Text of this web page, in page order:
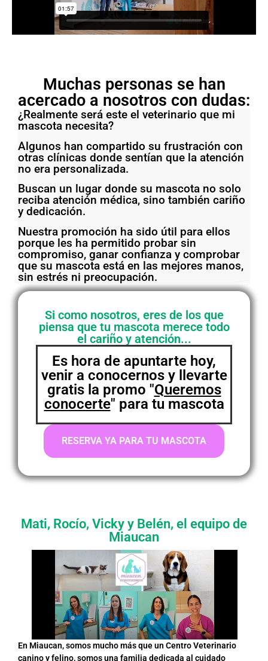
Muchas personas se han
acercado a nosotros con dudas:
¿Realmente será este el veterinario que mi
mascota necesita?
Algunos han compartido su frustración con
otras clínicas donde sentían que la atención
no era personalizada.
Buscan un lugar donde su mascota no solo
reciba atención médica, sino también cariño
y dedicación.
Nuestra promoción ha sido útil para ellos
porque les ha permitido probar sin
compromiso, ganar confianza y comprobar
que su mascota está en las mejores manos,
sin estrés ni preocupación.
Si como nosotros, eres de los que
piensa que tu mascota merece todo
el cariño y atención...
Es hora de apuntarte hoy,
venir a conocernos y llevarte
gratis la promo "Queremos
conocerte" para tu mascota
RESERVA YA PARA TU MASCOTA
Mati, Rocío, Vicky y Belén, el equipo de
Miaucan
En Miaucan, somos mucho más que un Centro Veterinario
canino y felino, somos una familia dedicada al cuidado